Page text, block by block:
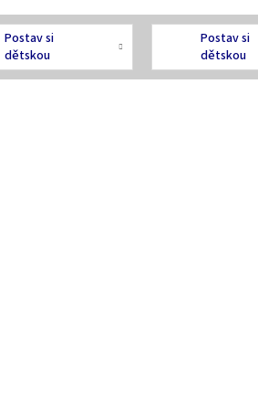
Postav si
dětskou
postýlku
Postav si
dětskou
postýlku s